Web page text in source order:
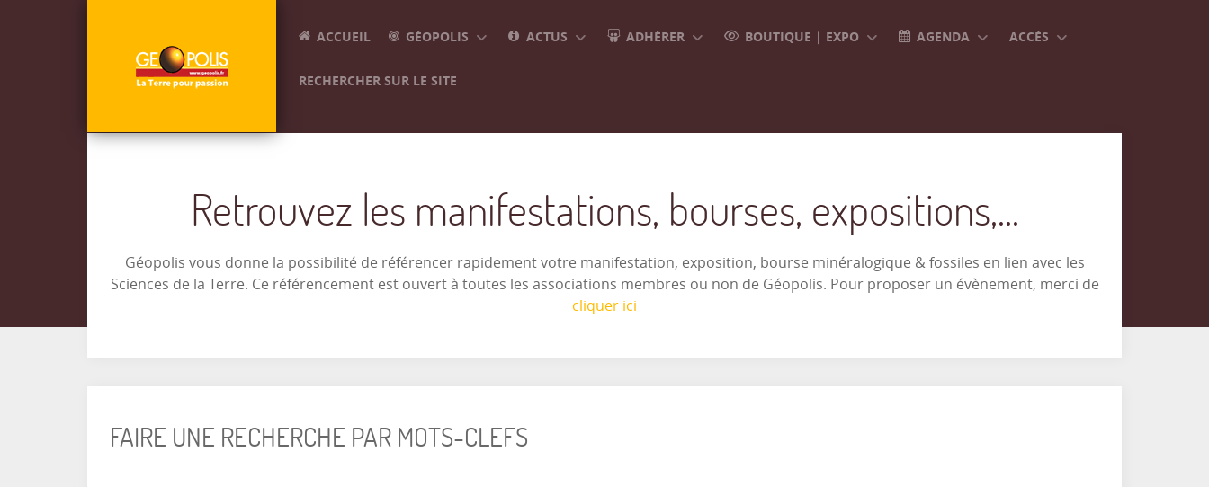
ACCUEIL GÉOPOLIS ACTUS ADHÉRER BOUTIQUE | EXPO AGENDA ACCÈS
RECHERCHER SUR LE SITE
Retrouvez les manifestations, bourses, expositions,...
Géopolis vous donne la possibilité de référencer rapidement votre manifestation, exposition, bourse minéralogique & fossiles en lien avec les
Sciences de la Terre. Ce référencement est ouvert à toutes les associations membres ou non de Géopolis. Pour proposer un évènement, merci de
cliquer ici
FAIRE UNE RECHERCHE PAR MOTS-CLEFS